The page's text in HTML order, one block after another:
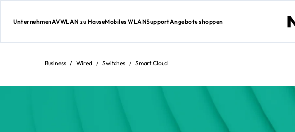
Weiter
UnternehmenAVWLAN zu HauseMobiles WLANSupportAngebote shoppen
Business / Wired / Switches / Smart Cloud